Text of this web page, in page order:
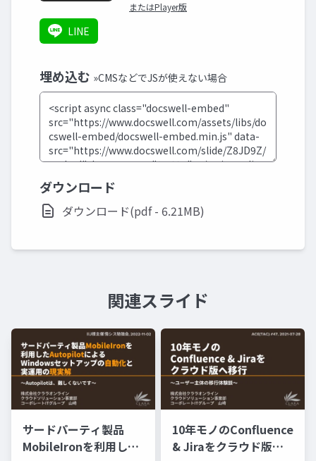
またはPlayer版
LINE
埋め込む »CMSなどでJSが使えない場合
ダウンロード
ダウンロード(pdf - 6.21MB)
関連スライド
サードパーティ製品
MobileIronを利用した
10年モノのConfluence
& Jiraをクラウド版へ